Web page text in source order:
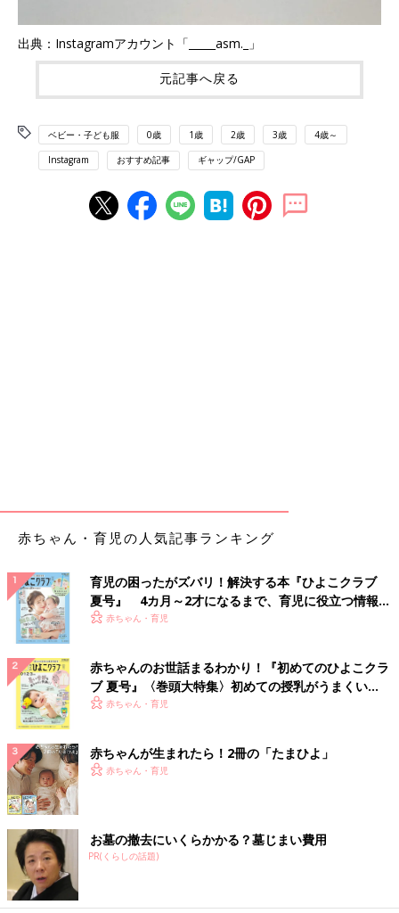
出典：Instagramアカウント「_____asm._」
元記事へ戻る
ベビー・子ども服 0歳 1歳 2歳 3歳 4歳～
Instagram おすすめ記事 ギャップ/GAP
赤ちゃん・育児の人気記事ランキング
育児の困ったがズバリ！解決する本『ひよこクラブ
夏号』 4カ月～2才になるまで、育児に役立つ情報が
いっぱい！
赤ちゃん・育児
赤ちゃんのお世話まるわかり！『初めてのひよこクラ
ブ 夏号』〈巻頭大特集〉初めての授乳がうまくい
く！ おっぱい・ミルクの基本と夏のトラブル 解決テ
赤ちゃん・育児
赤ちゃんが生まれたら！2冊の「たまひよ」
赤ちゃん・育児
お墓の撤去にいくらかかる？墓じまい費用
PR(くらしの話題)